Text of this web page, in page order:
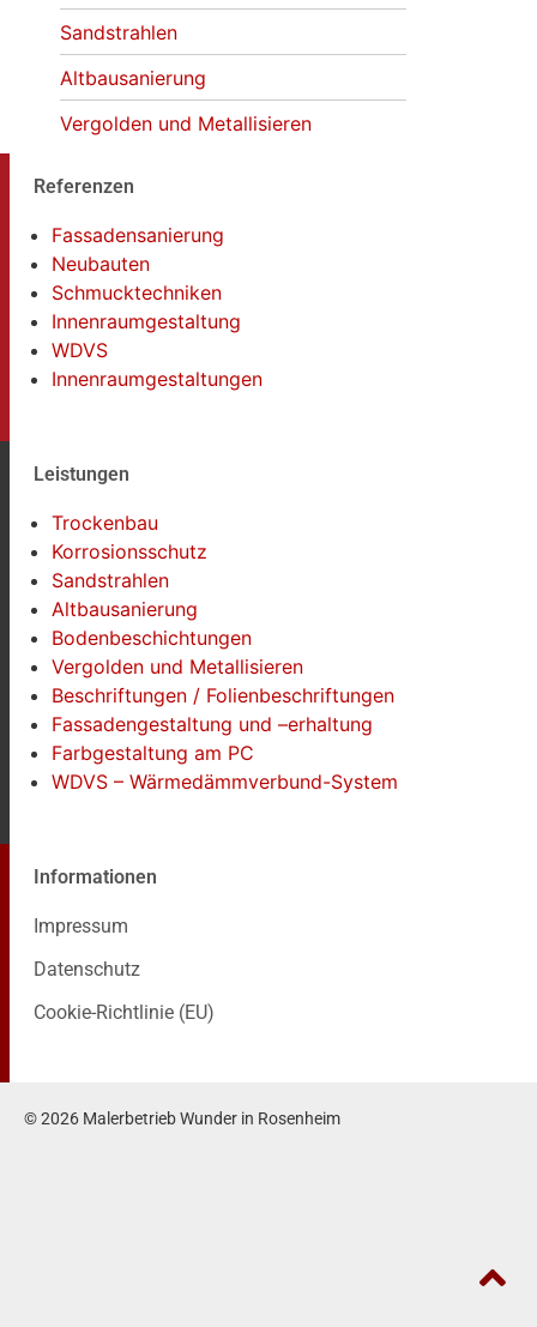
Sandstrahlen
Altbausanierung
Vergolden und Metallisieren
Referenzen
Fassadensanierung
Neubauten
Schmucktechniken
Innenraumgestaltung
WDVS
Innenraumgestaltungen
Leistungen
Trockenbau
Korrosionsschutz
Sandstrahlen
Altbausanierung
Bodenbeschichtungen
Vergolden und Metallisieren
Beschriftungen / Folienbeschriftungen
Fassadengestaltung und –erhaltung
Farbgestaltung am PC
WDVS – Wärmedämmverbund-System
Informationen
Impressum
Datenschutz
Cookie-Richtlinie (EU)
© 2026 Malerbetrieb Wunder in Rosenheim